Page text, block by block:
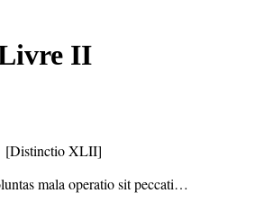
II
[Distinctio XLII]
mala operatio sit peccati…